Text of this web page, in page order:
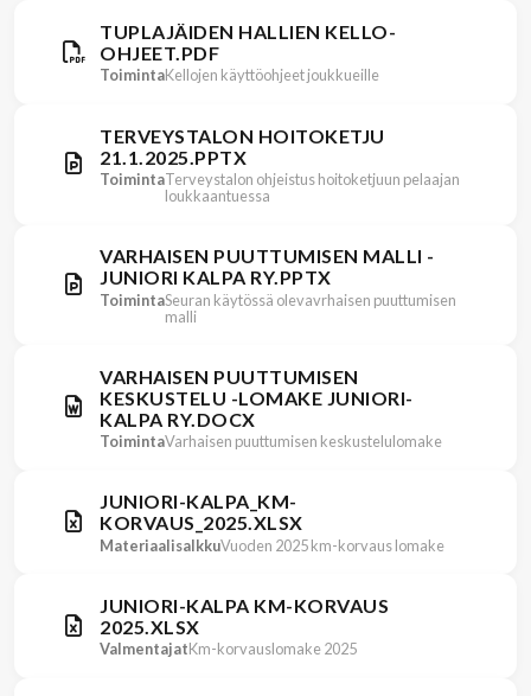
TUPLAJÄIDEN HALLIEN KELLO-
OHJEET.PDF
ToimintaKellojen käyttöohjeet joukkueille
TERVEYSTALON HOITOKETJU
21.1.2025.PPTX
ToimintaTerveystalon ohjeistus hoitoketjuun pelaajan
loukkaantuessa
VARHAISEN PUUTTUMISEN MALLI -
JUNIORI KALPA RY.PPTX
ToimintaSeuran käytössä olevavrhaisen puuttumisen
malli
VARHAISEN PUUTTUMISEN
KESKUSTELU -LOMAKE JUNIORI-
KALPA RY.DOCX
ToimintaVarhaisen puuttumisen keskustelulomake
JUNIORI-KALPA_KM-
KORVAUS_2025.XLSX
MateriaalisalkkuVuoden 2025 km-korvaus lomake
JUNIORI-KALPA KM-KORVAUS
2025.XLSX
ValmentajatKm-korvauslomake 2025